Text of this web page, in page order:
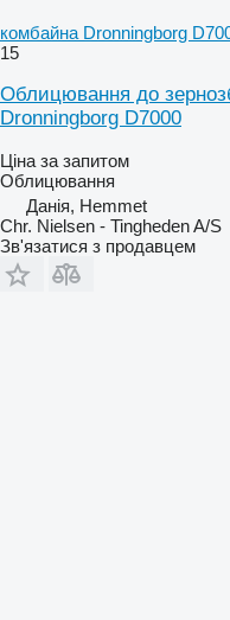
комбайна Dronningborg
15
Облицювання до
Dronningborg D7000
Ціна за запитом
Облицювання
Данія, Hemmet
Chr. Nielsen - Tingheden A/S
Зв'язатися з продавцем